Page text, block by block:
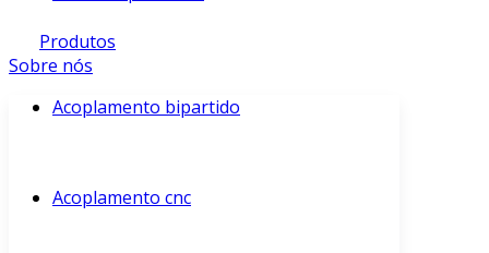
Produtos
Sobre nós
Acoplamento bipartido
Acoplamento cnc